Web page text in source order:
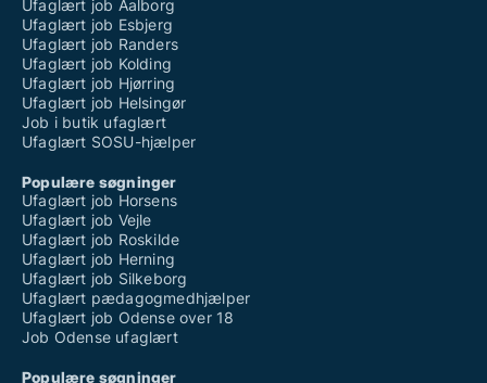
Ufaglært job Aalborg
Ufaglært job Esbjerg
Ufaglært job Randers
Ufaglært job Kolding
Ufaglært job Hjørring
Ufaglært job Helsingør
Job i butik ufaglært
Ufaglært SOSU-hjælper
Populære søgninger
Ufaglært job Horsens
Ufaglært job Vejle
Ufaglært job Roskilde
Ufaglært job Herning
Ufaglært job Silkeborg
Ufaglært pædagogmedhjælper
Ufaglært job Odense over 18
Job Odense ufaglært
Populære søgninger